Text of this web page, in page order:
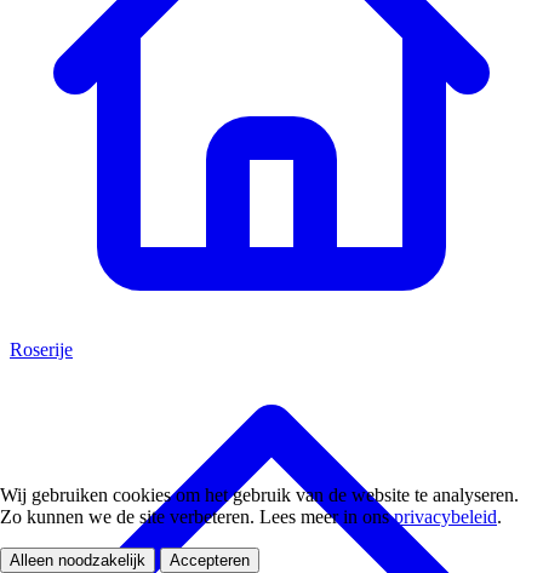
Roserije
Wij gebruiken cookies om het gebruik van de website te analyseren.
Zo kunnen we de site verbeteren. Lees meer in onsprivacybeleid.
Alleen noodzakelijk Accepteren